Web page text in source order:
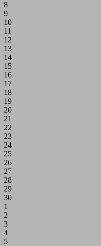
8
9
10
11
12
13
14
15
16
17
18
19
20
21
22
23
24
25
26
27
28
29
30
1
2
3
4
5